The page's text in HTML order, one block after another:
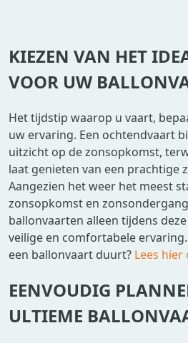
KIEZEN VAN HET
VOOR UW
Het tijdstip waarop u vaart,
uw ervaring. Een ochtendvaart
uitzicht op de zonsopkomst,
laat genieten van een prachtige
Aangezien het weer het meest
zonsopkomst en
ballonvaarten alleen tijdens
veilige en comfortabele
een ballonvaart duurt? Lees hier
EENVOUDIG
ULTIEME